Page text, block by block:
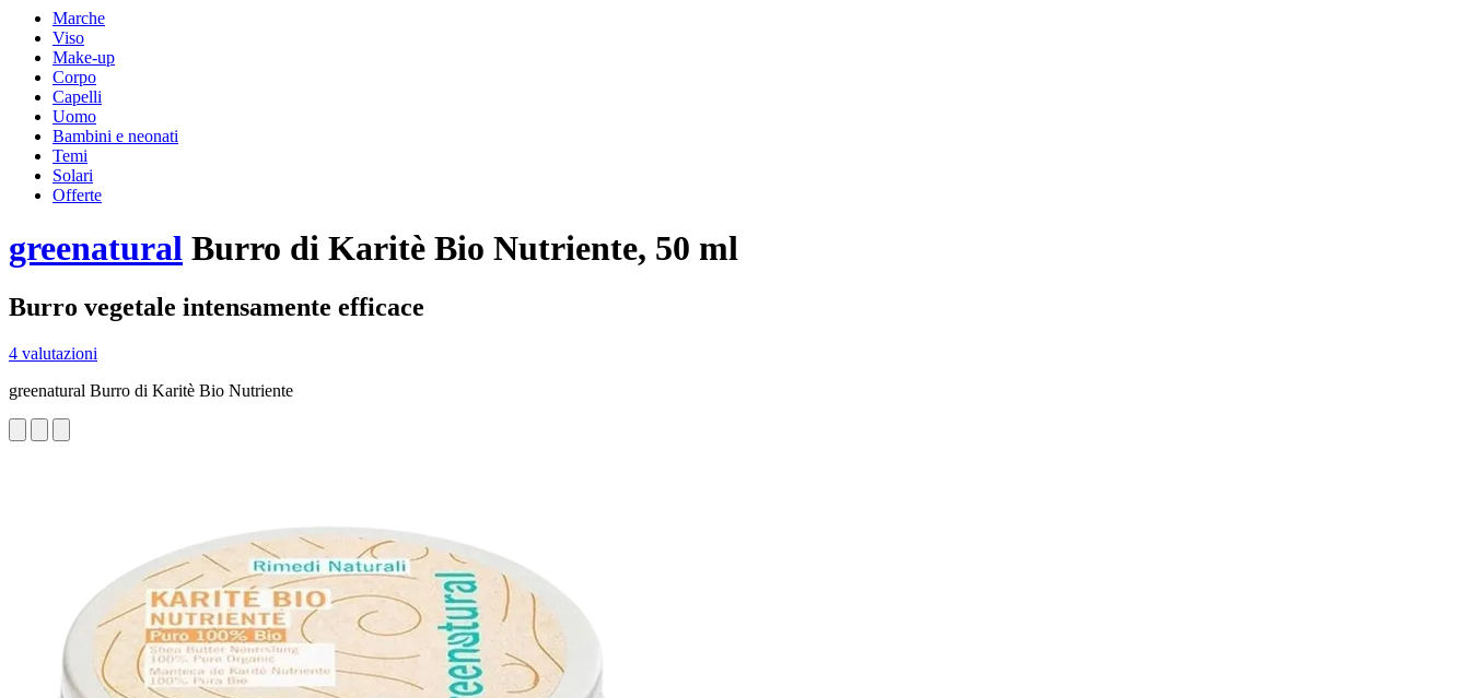
Marche
Viso
Make-up
Corpo
Capelli
Uomo
Bambini e neonati
Temi
Solari
Offerte
greenatural Burro di Karitè Bio Nutriente, 50 ml
Burro vegetale intensamente efficace
4 valutazioni
greenatural Burro di Karitè Bio Nutriente